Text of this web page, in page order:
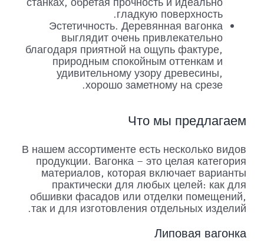
гладкую поверхность.
Эстетичность. Деревянная вагонка
выглядит очень привлекательно
благодаря приятной на ощупь фактуре,
природным спокойным оттенкам и
удивительному узору древесины,
хорошо заметному на срезе.
Что мы предлагаем
В нашем ассортименте есть несколько видов
продукции. Вагонка – это целая категория
материалов, которая включает варианты
практически для любых целей: как для
обшивки фасадов или отделки помещений,
так и для изготовления отдельных изделий.
Липовая вагонка